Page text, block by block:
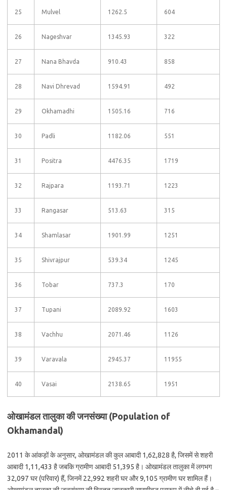
25 Mulvel 1262.5 604
26 Nageshvar 1345.93 322
27 Nana Bhavda 910.43 858
28 Navi Dhrevad 1594.91 492
29 Okhamadhi 1505.16 716
30 Padli 1182.06 551
31 Positra 4476.35 1719
32 Rajpara 1193.71 1223
33 Rangasar 513.63 315
34 Shamlasar 1901.99 1251
35 Shivrajpur 539.34 1245
36 Tobar 737.3 170
37 Tupani 2089.92 1603
38 Vachhu 2071.46 1126
39 Varavala 2945.37 11955
40 Vasai 2138.65 1951
ओखामंडल तालुका की जनसंख्या (Population of
Okhamandal)
2011 के आंकड़ों के अनुसार, ओखामंडल की कुल आबादी 1,62,828 है, जिसमें से शहरी
आबादी 1,11,433 है जबकि ग्रामीण आबादी 51,395 है। ओखामंडल तालुका में लगभग
32,097 घर (परिवार) हैं, जिनमें 22,992 शहरी घर और 9,105 ग्रामीण घर शामिल हैं।